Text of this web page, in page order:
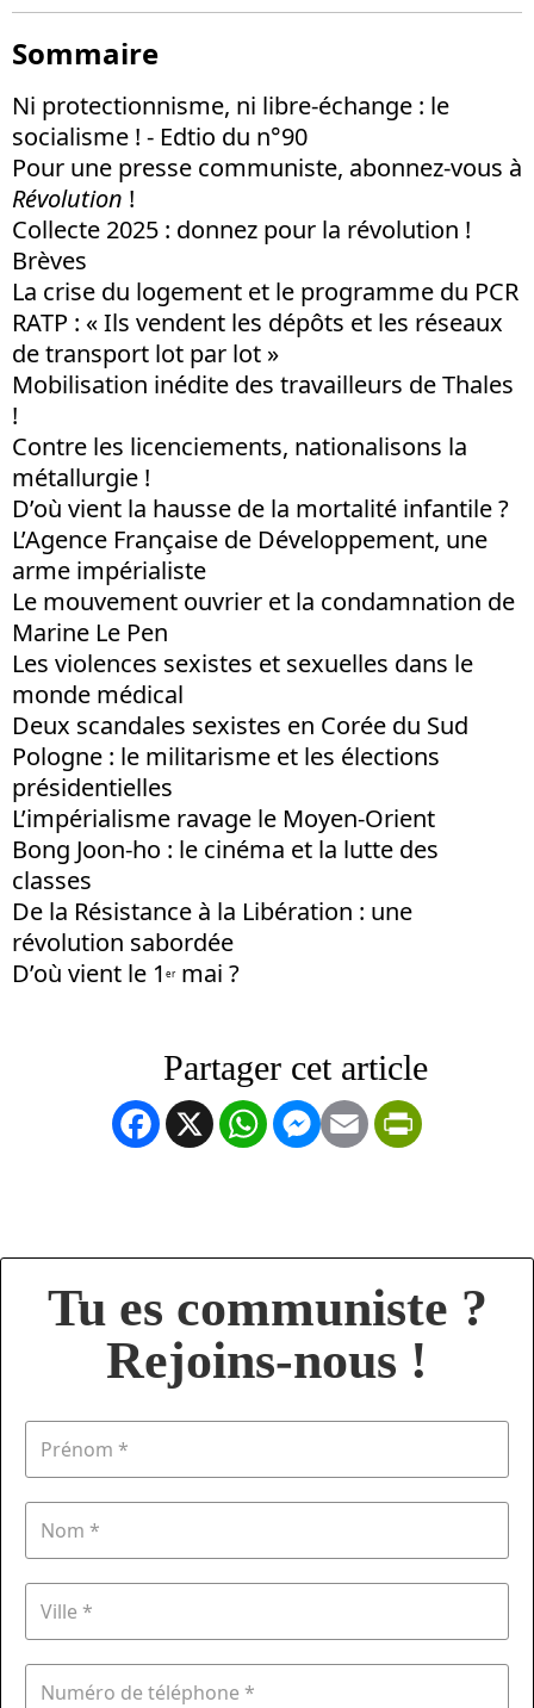
Sommaire
Ni protectionnisme, ni libre-échange : le
socialisme ! - Edtio du n°90
Pour une presse communiste, abonnez-vous à
Révolution !
Collecte 2025 : donnez pour la révolution !
Brèves
La crise du logement et le programme du PCR
RATP : « Ils vendent les dépôts et les réseaux
de transport lot par lot »
Mobilisation inédite des travailleurs de Thales
!
Contre les licenciements, nationalisons la
métallurgie !
D’où vient la hausse de la mortalité infantile ?
L’Agence Française de Développement, une
arme impérialiste
Le mouvement ouvrier et la condamnation de
Marine Le Pen
Les violences sexistes et sexuelles dans le
monde médical
Deux scandales sexistes en Corée du Sud
Pologne : le militarisme et les élections
présidentielles
L’impérialisme ravage le Moyen-Orient
Bong Joon-ho : le cinéma et la lutte des
classes
De la Résistance à la Libération : une
révolution sabordée
D’où vient le 1 ermai ?
Facebook
X WhatsApp
Messenger
Email
Tu es communiste ?
Rejoins-nous !